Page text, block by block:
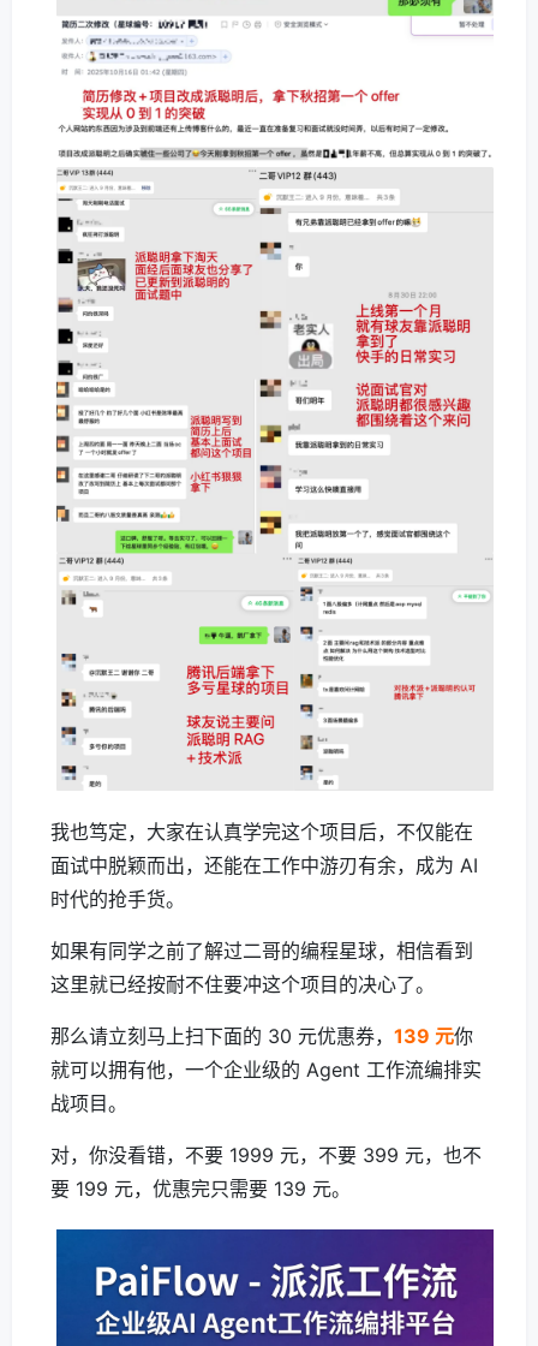
我也笃定，大家在认真学完这个项目后，不仅能在
面试中脱颖而出，还能在工作中游刃有余，成为 AI
时代的抢手货。
如果有同学之前了解过二哥的编程星球，相信看到
这里就已经按耐不住要冲这个项目的决心了。
那么请立刻马上扫下面的 30 元优惠券， 139 元你
就可以拥有他，一个企业级的 Agent 工作流编排实
战项目。
对，你没看错，不要 1999 元，不要 399 元，也不
要 199 元，优惠完只需要 139 元。